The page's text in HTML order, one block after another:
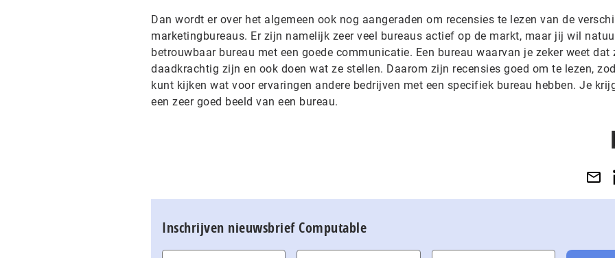
Dan wordt er over het algemeen ook nog aangeraden om recensies te lezen van de
marketingbureaus. Er zijn namelijk zeer veel bureaus actief op de markt, maar jij wil
betrouwbaar bureau met een goede communicatie. Een bureau waarvan je zeker weet dat
daadkrachtig zijn en ook doen wat ze stellen. Daarom zijn recensies goed om te lezen,
kunt kijken wat voor ervaringen andere bedrijven met een specifiek bureau hebben. Je
een zeer goed beeld van een bureau.
Inschrijven nieuwsbrief Computable